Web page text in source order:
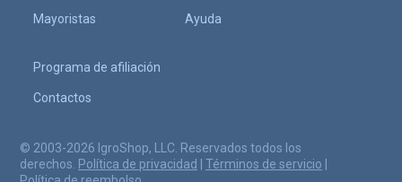
Mayoristas Ayuda
Programa de afiliación
Contactos
© 2003-2026 IgroShop, LLC. Reservados todos los
derechos. Política de privacidad Términos de servicio